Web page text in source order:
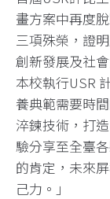
畫方案中再度
三項殊榮，證
創新發展及社
本校執行USR
養典範需要時
淬鍊技術，打
驗分享至全臺
的肯定，未來
己力。」